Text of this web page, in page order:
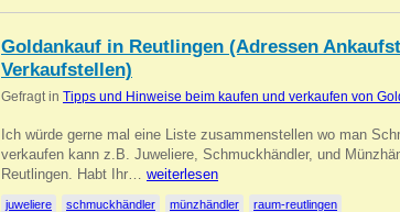
Goldankauf in Reutlingen (Adressen
Verkaufstellen)
Gefragt in Tipps und Hinweise beim kaufen und verkaufen von
Ich würde gerne mal eine Liste zusammenstellen wo man
verkaufen kann z.B. Juweliere, Schmuckhändler, und
Reutlingen. Habt Ihr… weiterlesen
juweliere schmuckhändler münzhändler raum-reutlingen